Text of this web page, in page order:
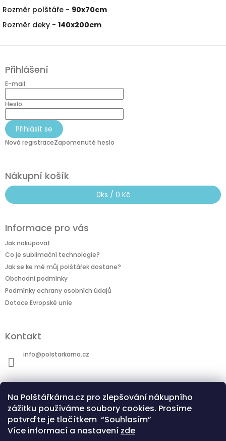
Na Polštářkárna.cz pro zlepšování nákupního
zážitku používáme soubory cookies. Prosíme
potvrďte je tlačítkem “Souhlasím”
Více informací a nastavení zde
Rozměr polštáře - 90x70cm
Rozměr deky - 140x200cm
Z
p
a
Přihlášení
E-mail
Heslo
Přihlásit se
Nová registraceZapomenuté heslo
Nákupní košík
0ks / 0 Kč
Informace pro vás
Jak nakupovat
Co je sublimační technologie?
Jak se ke mě můj polštářek dostane?
Obchodní podmínky
Podmínky ochrany osobních údajů
Dotace Evropské unie
Kontakt
info@polstarkarna.cz
Dotace Evropské unie Co je sublimační technologie?